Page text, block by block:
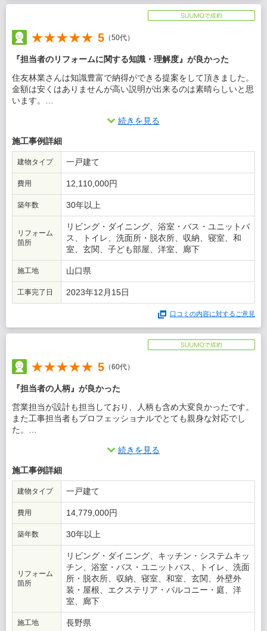
5 （50代）
『担当者のリフォームに関する知識・理解度』が良かった
住友林業さんは知識豊富で納得ができる提案をして頂きました。
金額は安くはありませんが高い説明が出来るのは素晴らしいと思
います。
知識豊富なところと一生懸命さはありがたいですね。他社と比較
はしてませんが一択でした。
続きを見る
施工事例詳細
建物タイプ 一戸建て
費用 12,110,000円
築年数 30年以上
リフォーム
箇所
リビング・ダイニング、浴室・バス・ユニットバ
ス、トイレ、洗面所・脱衣所、収納、寝室、和
室、玄関、子ども部屋、洋室、廊下
施工地 山口県
工事完了日 2023年12月15日
口コミの内容に対するご意見
5 （60代）
『担当者の人柄』が良かった
営業担当が設計も担当しており、人柄も含め大変良かったです。
また工事担当者もプロフェッショナルでとても親身な対応でし
た。
担当者の人柄とリフォーム素材と設計技術の高さが際立っていま
した。木材の使用についてはもともと評判でしたが、予想以上の
質感に大満足です。
続きを見る
施工事例詳細
建物タイプ 一戸建て
費用 14,779,000円
築年数 30年以上
リフォーム
箇所
リビング・ダイニング、キッチン・システムキッ
チン、浴室・バス・ユニットバス、トイレ、洗面
所・脱衣所、収納、寝室、和室、玄関、外壁外
装・屋根、エクステリア・バルコニー・庭、洋
室、廊下
施工地 長野県